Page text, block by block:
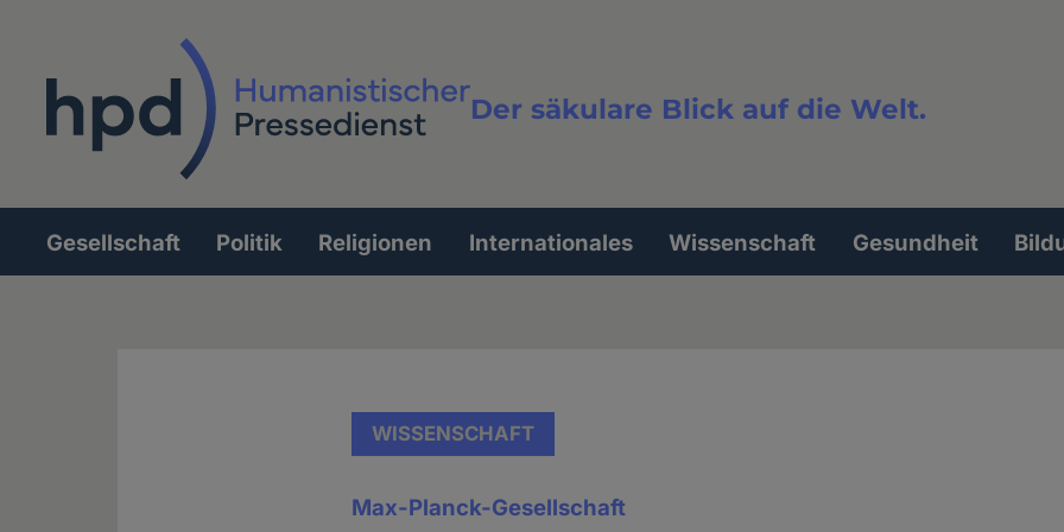
Der säkulare Blick auf die Welt.
Volltextsuche
Hauptnavigation
Gesellschaft Politik Religionen Internationales Wissenschaft Gesundheit
WISSENSCHAFT
Max-Planck-Gesellschaft